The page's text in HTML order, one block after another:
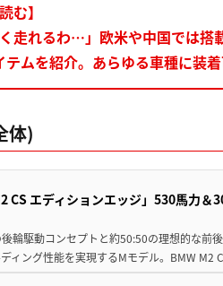
む】
走れるわ…」欧米や中国では搭
テムを紹介。あらゆる車種に装
体)
CS エディションエッジ」530馬力＆
輪駆動コンセプトと約50:50の理想的な前
ィング性能を実現するMモデル。BMW M2